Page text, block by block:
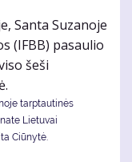
tarptautinės
Lietuvai
Ciūnytė.